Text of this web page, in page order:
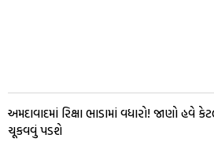
અમદાવાદમાં રિક્ષા ભાડામાં વધારો! જાણો હવે
ચૂકવવું પડશે